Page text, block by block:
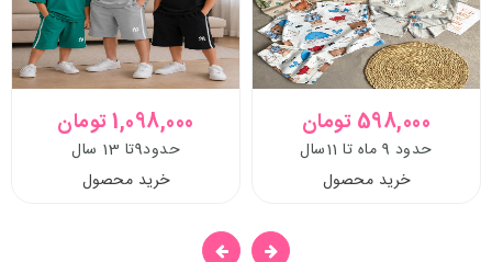
598,000 تومان
حدود 9 ماه تا 11سال
خرید محصول
1,098,000 تومان
حدود9تا 13 سال
خرید محصول